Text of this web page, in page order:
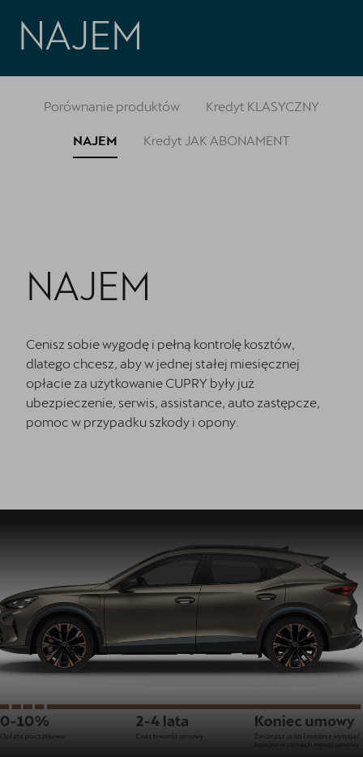
Serwis
NAJEM
Porównanie produktów Kredyt KLASYCZNY
NAJEM Kredyt JAK ABONAMENT
NAJEM
Cenisz sobie wygodę i pełną kontrolę kosztów,
dlatego chcesz, aby w jednej stałej miesięcznej
opłacie za użytkowanie CUPRY były już
ubezpieczenie, serwis, assistance, auto zastępcze,
pomoc w przypadku szkody i opony.